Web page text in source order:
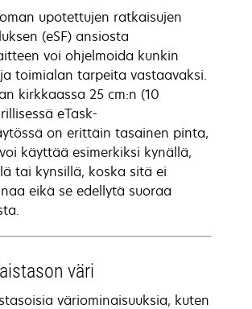
upotettujen ratkaisujen
(eSF) ansiosta
voi ohjelmoida kunkin
toimialan tarpeita vastaavaksi.
kirkkaassa 25 cm:n (10
eTask-
on erittäin tasainen pinta,
käyttää esimerkiksi kynällä,
tai kynsillä, koska sitä ei
eikä se edellytä suoraa
väri
väriominaisuuksia, kuten